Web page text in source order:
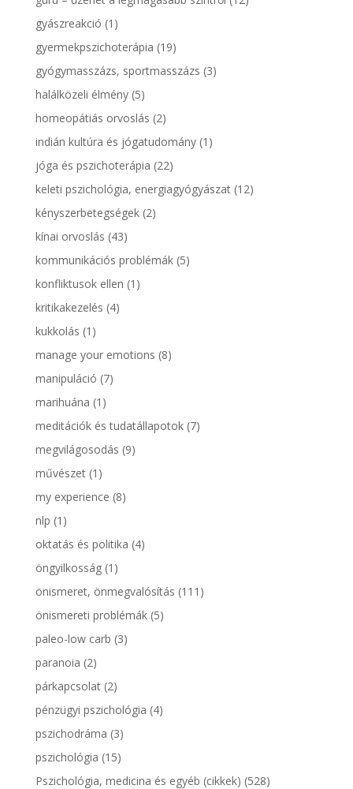
gyászreakció (1)
gyermekpszichoterápia (19)
gyógymasszázs, sportmasszázs (3)
halálközeli élmény(5)
homeopátiás orvoslás (2)
indián kultúra és jógatudomány(1)
jóga és pszichoterápia (22)
keleti pszichológia, energiagyógyászat(12)
kényszerbetegségek(2)
kínai orvoslás (43)
kommunikációs problémák(5)
konfliktusok ellen (1)
kritikakezelés (4)
kukkolás (1)
manage your emotions (8)
manipuláció (7)
marihuána (1)
meditációk és tudatállapotok(7)
megvilágosodás (9)
művészet(1)
my experience (8)
nlp (1)
oktatás és politika (4)
öngyilkosság(1)
önismeret, önmegvalósítás (111)
önismereti problémák(5)
paleo-low carb (3)
paranoia (2)
párkapcsolat(2)
pénzügyi pszichológia (4)
pszichodráma (3)
pszichológia (15)
Pszichológia, medicina és egyéb (cikkek) (528)